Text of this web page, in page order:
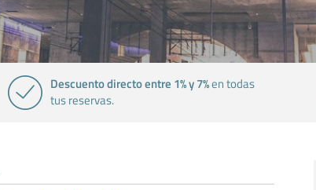
Descuento directo entre 1% y 7%en todas
tus reservas.